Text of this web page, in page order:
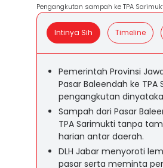
Pengangkutan sampah ke TPA
Intinya Sih Timeline
Pemerintah Provinsi
Pasar Baleendah ke
pengangkutan
Sampah dari Pasar
TPA Sarimukti tanpa
harian antar daerah.
DLH Jabar menyoroti
pasar serta meminta